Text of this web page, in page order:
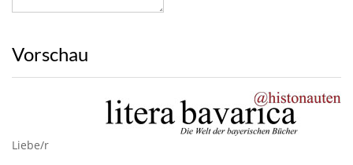
Vorschau
Liebe/r